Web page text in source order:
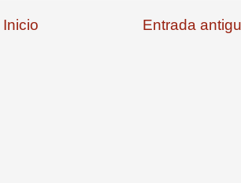
Entrada
Inicio